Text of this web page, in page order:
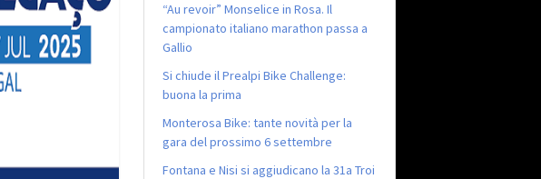
“Au revoir” Monselice in Rosa. Il
campionato italiano marathon passa a
Gallio
Si chiude il Prealpi Bike Challenge:
buona la prima
Monterosa Bike: tante novità per la
gara del prossimo 6 settembre
Fontana e Nisi si aggiudicano la 31a Troi